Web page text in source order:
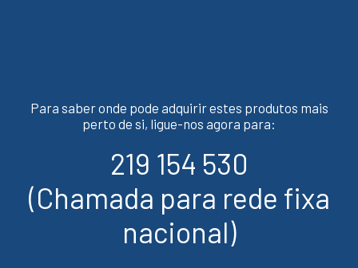
Para saber onde pode adquirir estes produtos mais
perto de si, ligue-nos agora para:
219 154 530
(Chamada para rede fixa
nacional)